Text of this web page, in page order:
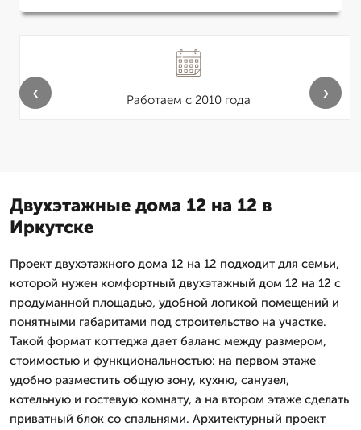
Работаем с 2010 года
‹ ›
Двухэтажные дома 12 на 12 в
Иркутске
Проект двухэтажного дома 12 на 12 подходит для семьи,
которой нужен комфортный двухэтажный дом 12 на 12 с
продуманной площадью, удобной логикой помещений и
понятными габаритами под строительство на участке.
Такой формат коттеджа дает баланс между размером,
стоимостью и функциональностью: на первом этаже
удобно разместить общую зону, кухню, санузел,
котельную и гостевую комнату, а на втором этаже сделать
приватный блок со спальнями. Архитектурный проект